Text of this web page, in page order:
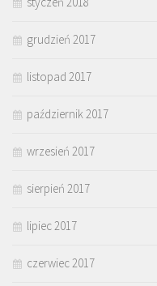
grudzień 2017
listopad 2017
październik 2017
wrzesień 2017
sierpień 2017
lipiec 2017
czerwiec 2017